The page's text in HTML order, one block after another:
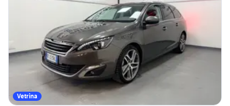
Vetrina